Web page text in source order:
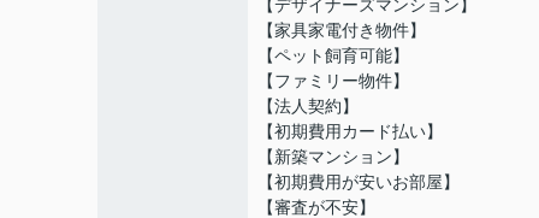
【デザイナーズマンション】
【家具家電付き物件】
【ペット飼育可能】
【ファミリー物件】
【法人契約】
【初期費用カード払い】
【新築マンション】
【初期費用が安いお部屋】
【審査が不安】